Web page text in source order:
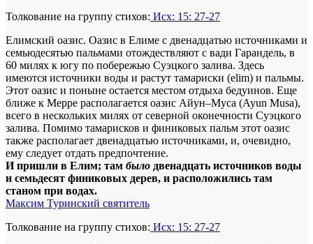
Толкование на группу стихов: Исх: 15: 27-27
Елимский оазис. Оазис в Елиме с двенадцатью источниками и
семьюдесятью пальмами отождествляют с вади Гарандель, в
60 милях к югу по побережью Суэцкого залива. Здесь
имеются источники воды и растут тамариски (elim) и пальмы.
Этот оазис и поныне остается местом отдыха бедуинов. Еще
ближе к Мерре располагается оазис Айун–Муса (Ayun Musa),
всего в нескольких милях от северной оконечности Суэцкого
залива. Помимо тамарисков и финиковых пальм этот оазис
также располагает двенадцатью источниками, и, очевидно,
ему следует отдать предпочтение.
И пришли в Елим; там было двенадцать источников воды
и семьдесят финиковых дерев, и расположились там
станом при водах.
Максим Туринский святитель
Толкование на группу стихов: Исх: 15: 27-27